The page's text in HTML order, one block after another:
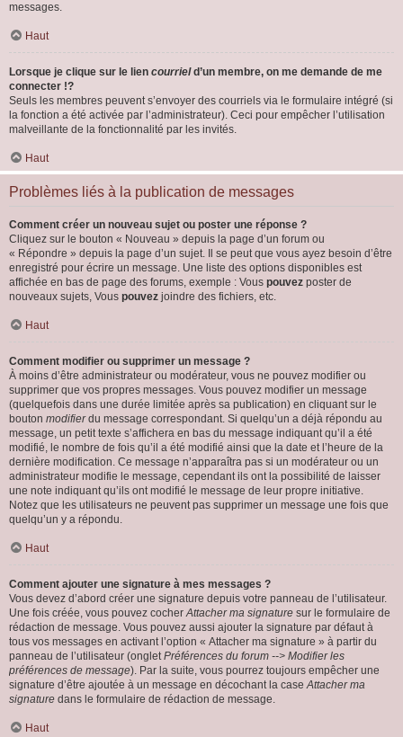
messages.
Haut
Lorsque je clique sur le lien courrield’un membre, on me demande de me
connecter !?
Seuls les membres peuvent s’envoyer des courriels via le formulaire intégré (si
la fonction a été activée par l’administrateur). Ceci pour empêcher l’utilisation
malveillante de la fonctionnalité par les invités.
Haut
Problèmes liés à la publication de messages
Comment créer un nouveau sujet ou poster une réponse ?
Cliquez sur le bouton « Nouveau » depuis la page d’un forum ou
« Répondre » depuis la page d’un sujet. Il se peut que vous ayez besoin d’être
enregistré pour écrire un message. Une liste des options disponibles est
affichée en bas de page des forums, exemple : Vous pouvez poster de
nouveaux sujets, Vous pouvez joindre des fichiers, etc.
Haut
Comment modifier ou supprimer un message ?
À moins d’être administrateur ou modérateur, vous ne pouvez modifier ou
supprimer que vos propres messages. Vous pouvez modifier un message
(quelquefois dans une durée limitée après sa publication) en cliquant sur le
bouton modifierdu message correspondant. Si quelqu’un a déjà répondu au
message, un petit texte s’affichera en bas du message indiquant qu’il a été
modifié, le nombre de fois qu’il a été modifié ainsi que la date et l’heure de la
dernière modification. Ce message n’apparaîtra pas si un modérateur ou un
administrateur modifie le message, cependant ils ont la possibilité de laisser
une note indiquant qu’ils ont modifié le message de leur propre initiative.
Notez que les utilisateurs ne peuvent pas supprimer un message une fois que
quelqu’un y a répondu.
Haut
Comment ajouter une signature à mes messages ?
Vous devez d’abord créer une signature depuis votre panneau de l’utilisateur.
Une fois créée, vous pouvez cocherAttacher ma signature sur le formulaire de
rédaction de message. Vous pouvez aussi ajouter la signature par défaut à
tous vos messages en activant l’option « Attacher ma signature » à partir du
panneau de l’utilisateur (ongletPréférences du forum --> Modifier les
préférences de message). Par la suite, vous pourrez toujours empêcher une
signature d’être ajoutée à un message en décochant la caseAttacher ma
signature dans le formulaire de rédaction de message.
Haut